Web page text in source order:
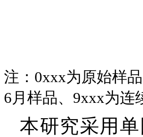
注：0xxx为原始样
6月样品、9xxx为连
本研究采用